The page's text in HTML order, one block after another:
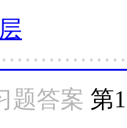
题答案 第